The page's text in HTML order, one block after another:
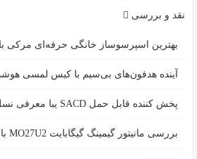
نقد و بررسی
بهترین اسپرسوساز خانگی حرفه‌ای مرکی
آینده هدفون‌های بی‌سیم با کیس لمسی
پخش کننده قابل حمل SACD یبا معرفی نسل جدید صدای های‌فای
بررسی مانیتور گیمینگ گیگابایت MO27U2 با کیفیت 4K